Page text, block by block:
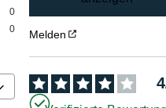
0
0 Melden
4